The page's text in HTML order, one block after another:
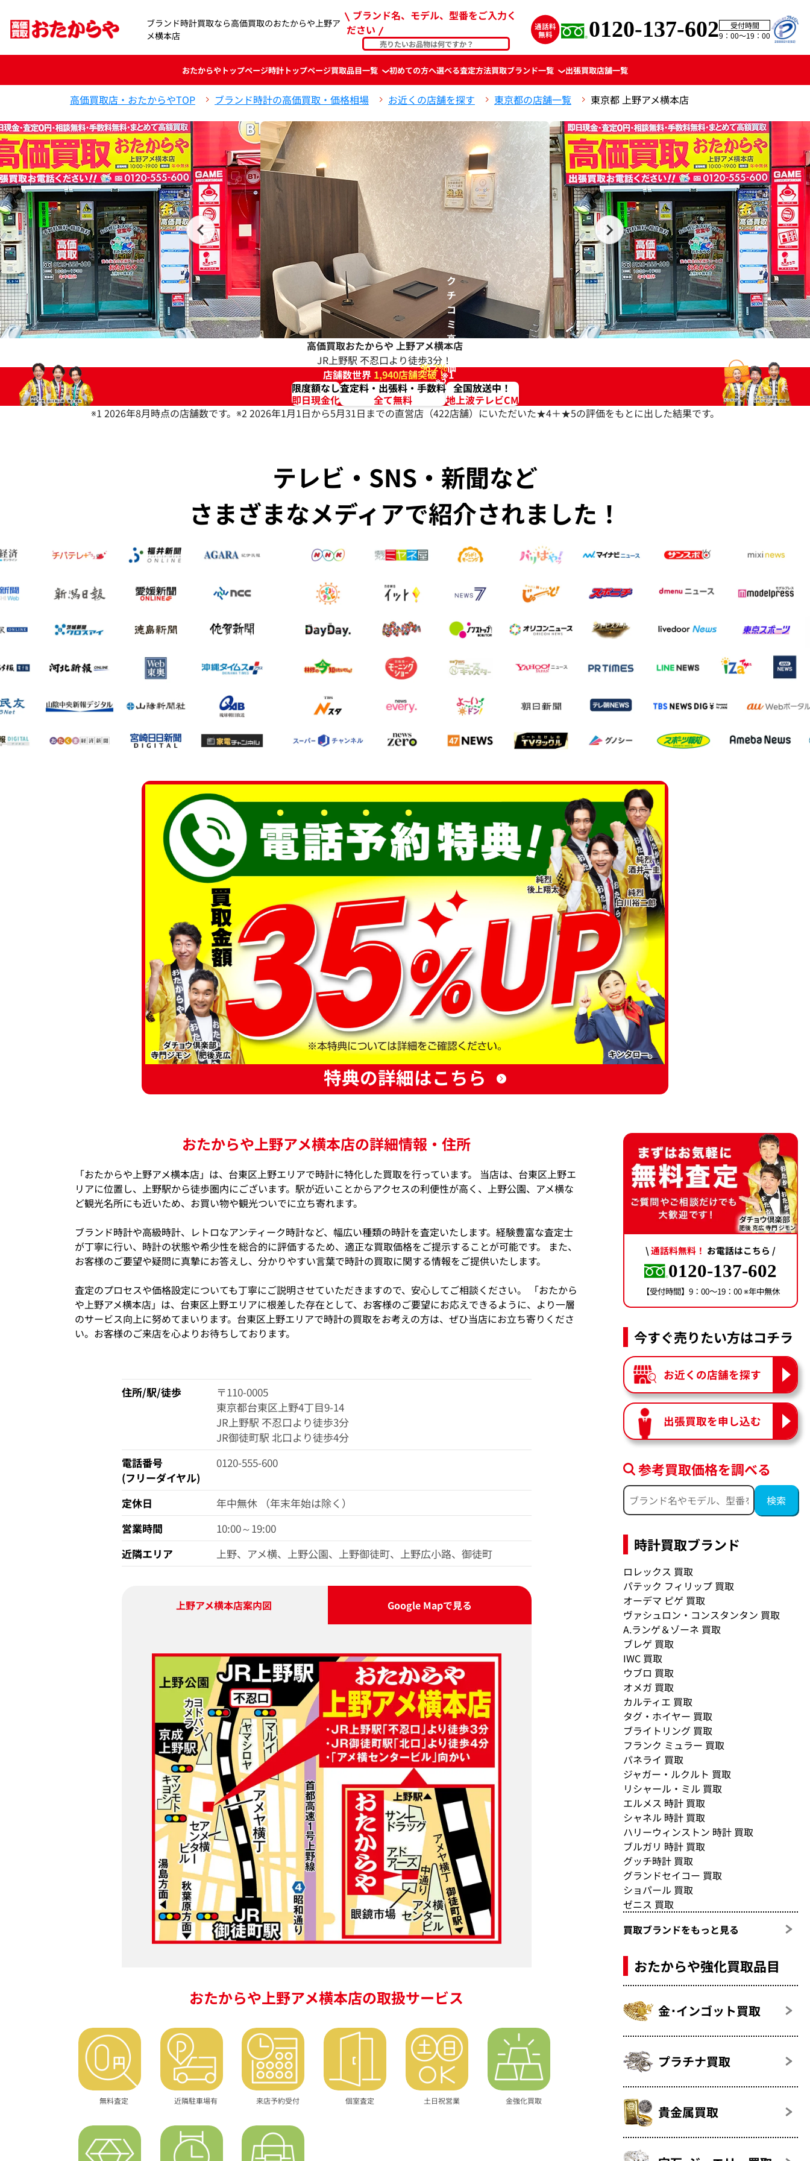
ブランド時計買取なら高価買取のおたからや上野ア
メ横本店
ブランド名、モデル、型番をご入力く
ださい
0120-137-602
受付時間
9：00〜19：00
おたからやトップページ時計トップページ買取品目一覧 初めての方へ選べる査定方法買取ブランド一覧 出張買取店舗一覧
高価買取店・おたからやTOP ブランド時計の高価買取・価格相場 お近くの店舗を探す 東京都の店舗一覧 東京都 上野アメ横本店
高価買取おたからや 上野アメ横本店
JR上野駅 不忍口より徒歩3分！
店舗数世界 1,940店舗突破！※1
ク
チ
コ
ミ
高
評
価
96.2%
※2
限度額なし
即日現金化
査定料・出張料・手数料
全て無料
全国放送中！
地上波テレビCM
※1 2026年8月時点の店舗数です。 ※2 2026年1月1日から5月31日までの直営店（422店舗）にいただいた★4＋★5の評価をもとに出した結果です。
テレビ・SNS・新聞など
さまざまなメディアで紹介されました！
特典の詳細はこちら
おたからや上野アメ横本店の詳細情報・住所
「おたからや上野アメ横本店」は、台東区上野エリアで時計に特化した買取を行っています。 当店は、台東区上野エ
リアに位置し、上野駅から徒歩圏内にございます。駅が近いことからアクセスの利便性が高く、上野公園、アメ横な
ど観光名所にも近いため、お買い物や観光ついでに立ち寄れます。
ブランド時計や高級時計、レトロなアンティーク時計など、幅広い種類の時計を査定いたします。経験豊富な査定士
が丁寧に行い、時計の状態や希少性を総合的に評価するため、適正な買取価格をご提示することが可能です。 また、
お客様のご要望や疑問に真摯にお答えし、分かりやすい言葉で時計の買取に関する情報をご提供いたします。
査定のプロセスや価格設定についても丁寧にご説明させていただきますので、安心してご相談ください。 「おたから
や上野アメ横本店」は、台東区上野エリアに根差した存在として、お客様のご要望にお応えできるように、より一層
のサービス向上に努めてまいります。台東区上野エリアで時計の買取をお考えの方は、ぜひ当店にお立ち寄りくださ
い。お客様のご来店を心よりお待ちしております。
住所/駅/徒歩
〒110-0005
東京都台東区上野4丁目9-14
JR上野駅 不忍口より徒歩3分
JR御徒町駅 北口より徒歩4分
電話番号
(フリーダイヤル)
0120-555-600
定休日
年中無休 （年末年始は除く）
営業時間
10:00～19:00
近隣エリア
上野、アメ横、上野公園、上野御徒町、上野広小路、御徒町
上野アメ横本店案内図 Google Mapで見る
おたからや上野アメ横本店の取扱サービス
無料査定 近隣駐車場有 来店予約受付 個室査定 土日祝営業 金強化買取
\通話料無料！ お電話はこちら /
0120-137-602
【受付時間】9：00〜19：00 ※年中無休
今すぐ売りたい方はコチラ
お近くの店舗を探す
出張買取を申し込む
参考買取価格を調べる
時計買取ブランド
ロレックス 買取
パテック フィリップ 買取
オーデマ ピゲ 買取
ヴァシュロン・コンスタンタン 買取
A.ランゲ＆ゾーネ 買取
ブレゲ 買取
IWC 買取
ウブロ 買取
オメガ 買取
カルティエ 買取
タグ・ホイヤー 買取
ブライトリング 買取
フランク ミュラー 買取
パネライ 買取
ジャガー・ルクルト 買取
リシャール・ミル 買取
エルメス 時計 買取
シャネル 時計 買取
ハリーウィンストン 時計 買取
ブルガリ 時計 買取
グッチ時計 買取
グランドセイコー 買取
ショパール 買取
ゼニス 買取
買取ブランドをもっと見る
おたからや強化買取品目
金･インゴット買取
プラチナ買取
貴金属買取